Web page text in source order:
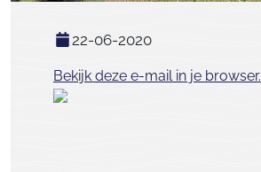
22-06-2020
Bekijk deze e-mail in je browser.